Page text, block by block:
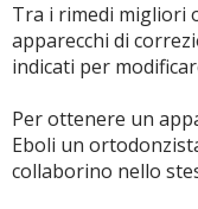
Tra i rimedi migliori
apparecchi di
indicati per
Per ottenere un
Eboli un
collaborino nello